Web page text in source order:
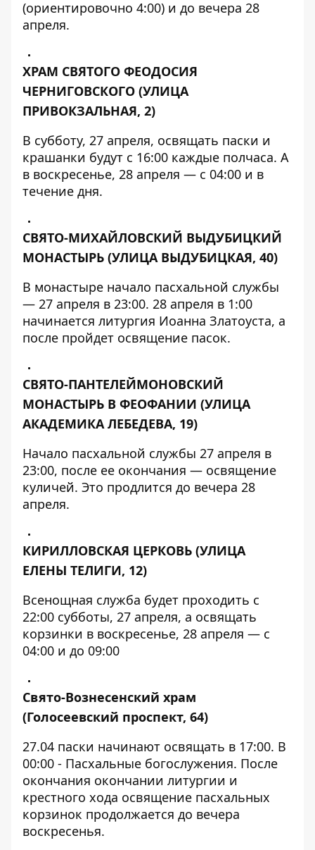
(ориентировочно 4:00) и до вечера 28
апреля.
ХРАМ СВЯТОГО ФЕОДОСИЯ
ЧЕРНИГОВСКОГО (УЛИЦА
ПРИВОКЗАЛЬНАЯ, 2)
В субботу, 27 апреля, освящать паски и
крашанки будут с 16:00 каждые полчаса. А
в воскресенье, 28 апреля — с 04:00 и в
течение дня.
СВЯТО-МИХАЙЛОВСКИЙ ВЫДУБИЦКИЙ
МОНАСТЫРЬ (УЛИЦА ВЫДУБИЦКАЯ, 40)
В монастыре начало пасхальной службы
— 27 апреля в 23:00. 28 апреля в 1:00
начинается литургия Иоанна Златоуста, а
после пройдет освящение пасок.
СВЯТО-ПАНТЕЛЕЙМОНОВСКИЙ
МОНАСТЫРЬ В ФЕОФАНИИ (УЛИЦА
АКАДЕМИКА ЛЕБЕДЕВА, 19)
Начало пасхальной службы 27 апреля в
23:00, после ее окончания — освящение
куличей. Это продлится до вечера 28
апреля.
КИРИЛЛОВСКАЯ ЦЕРКОВЬ (УЛИЦА
ЕЛЕНЫ ТЕЛИГИ, 12)
Всенощная служба будет проходить с
22:00 субботы, 27 апреля, а освящать
корзинки в воскресенье, 28 апреля — с
04:00 и до 09:00
Свято-Вознесенский храм
(Голосеевский проспект, 64)
27.04 паски начинают освящать в 17:00. В
00:00 - Пасхальные богослужения. После
окончания окончании литургии и
крестного хода освящение пасхальных
корзинок продолжается до вечера
воскресенья.